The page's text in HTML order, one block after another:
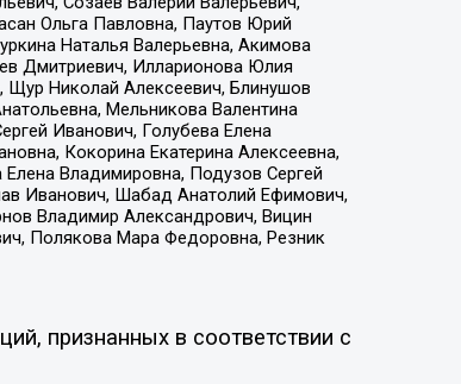
Ольга Павловна, Паутов Юрий
Наталья Валерьевна, Акимова
Дмитриевич, Илларионова Юлия
Щур Николай Алексеевич, Блинушов
Мельникова Валентина
Иванович, Голубева Елена
Кокорина Екатерина Алексеевна,
Владимировна, Подузов Сергей
Иванович, Шабад Анатолий Ефимович,
Владимир Александрович, Вицин
Полякова Мара Федоровна, Резник
признанных в соответствии с